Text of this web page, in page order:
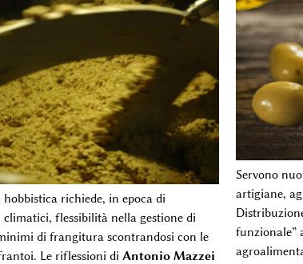
hobbistica richiede, in epoca di
flessibilità nella gestione di
di frangitura scontrandosi con le
Le riflessioni di Antonio Mazzei
Servono
artigiane,
funzionale”